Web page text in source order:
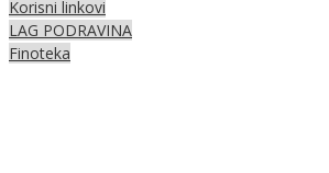
Korisni linkovi
LAG PODRAVINA
Finoteka